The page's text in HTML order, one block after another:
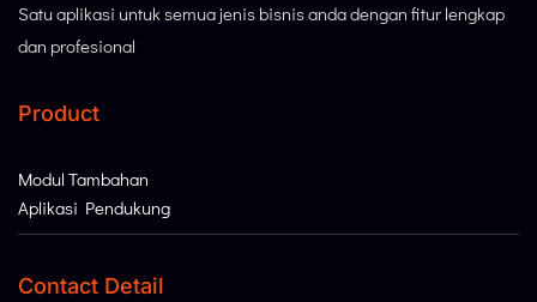
Satu aplikasi untuk semua jenis bisnis anda dengan fitur lengkap
dan profesional
Product
Modul Tambahan
Aplikasi Pendukung
Contact Detail